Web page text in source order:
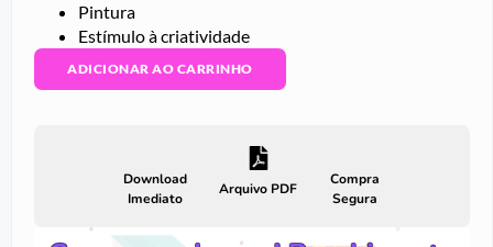
Pintura
Estímulo à criatividade
ADICIONAR AO CARRINHO
Download
Imediato
Arquivo PDF
Compra
Segura